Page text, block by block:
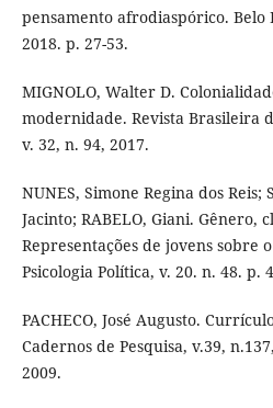
pensamento afrodiaspórico.
2018. p. 27-53.
MIGNOLO, Walter D.
modernidade. Revista Brasileira
v. 32, n. 94, 2017.
NUNES, Simone Regina dos Reis;
Jacinto; RABELO, Giani. Gênero,
Representações de jovens sobre
Psicologia Política, v. 20. n. 48. p.
PACHECO, José Augusto.
Cadernos de Pesquisa, v.39,
2009.